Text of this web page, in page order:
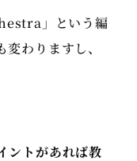
」という編
わりますし、
ントがあれば教